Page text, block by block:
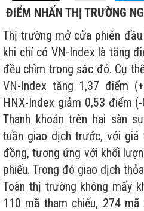
ĐIỂM NHẤN THỊ TRƯỜNG
Thị trường mở cửa phiên
khi chỉ có VN-Index là tăng
đều chìm trong sắc đỏ. Cụ
VN-Index tăng 1,37 điểm
HNX-Index giảm 0,53 điểm
Thanh khoản trên hai sàn
tuần giao dịch trước, với
đồng, tương ứng với khối
phiếu. Trong đó giao dịch
Toàn thị trường không mấy
110 mã tham chiếu, 274